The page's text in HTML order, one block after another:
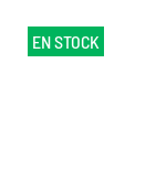
EN STOCK